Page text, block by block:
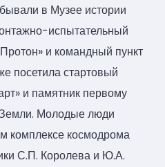
в Музее истории
испытательный
и командный пункт
посетила стартовый
и памятник первому
Земли. Молодые люди
комплексе космодрома
С.П. Королева и Ю.А.